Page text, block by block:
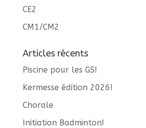
CE2
CM1/CM2
Articles récents
Piscine pour les GS!
Kermesse édition 2026!
Chorale
Initiation Badminton!